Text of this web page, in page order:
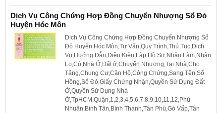
Dịch Vụ Công Chứng Hợp Đồng Chuyển Nhượng Sổ Đỏ
Huyện Hóc Môn
Dịch Vụ Công Chứng Hợp Đồng Chuyển Nhượng Sổ
Đỏ Huyện Hóc Môn,Tư Vấn,Quy Trình,Thủ Tục,Dịch
Vụ,Hướng Đẫn,Điều Kiện,Lập Hồ Sơ,Nhận Làm,Nhận
Lo,Có,Nhà Ở,Đất ở,Chuyển Nhượng,Tại Nhà,Cho
Tặng,Chung Cư,Căn Hộ,Công Chứng,Sang Tên,Sổ
Hồng,Sổ Đỏ,Giấy Chứng Nhận,Quyền Sử Dụng Đất
Ở,Quyền Sử Dụng Nhà
Ở,TpHCM,Quận,1,2,3,4,5,6,7,8,9,10,11,12,Phú
Nhuận,Bình Tân,Bình Thạnh,Tân Phú,Gò Vấp,Tân